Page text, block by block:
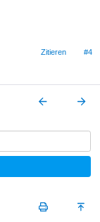
Zitieren #4